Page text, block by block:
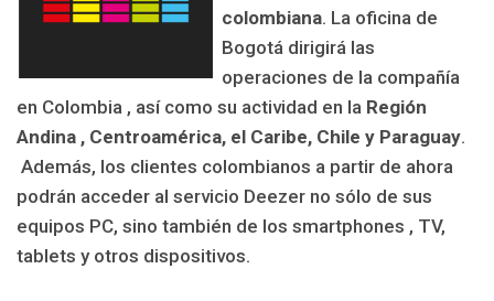
colombiana. La oficina de
Bogotá dirigirá las
operaciones de la compañía
en Colombia , así como su actividad en la Región
Andina , Centroamérica, el Caribe, Chile y Paraguay.
Además, los clientes colombianos a partir de ahora
podrán acceder al servicio Deezer no sólo de sus
equipos PC, sino también de los smartphones , TV,
tablets y otros dispositivos.